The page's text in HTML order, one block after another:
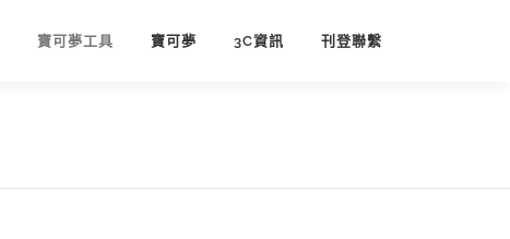
寶可夢工具 寶可夢 3C資訊 刊登聯繫